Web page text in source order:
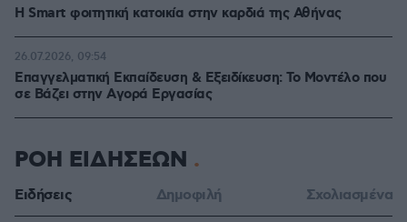
Η Smart φοιτητική κατοικία στην καρδιά της Αθήνας
Επαγγελματική Εκπαίδευση & Εξειδίκευση: Το Mοντέλο που
σε Bάζει στην Aγορά Eργασίας
26.07.2026, 09:54
ΡΟΗ ΕΙΔΗΣΕΩΝ
Ειδήσεις Δημοφιλή Σχολιασμένα